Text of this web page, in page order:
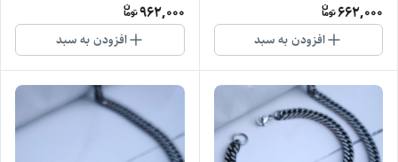
662,000
افزودن به سبد
962,000
افزودن به سبد